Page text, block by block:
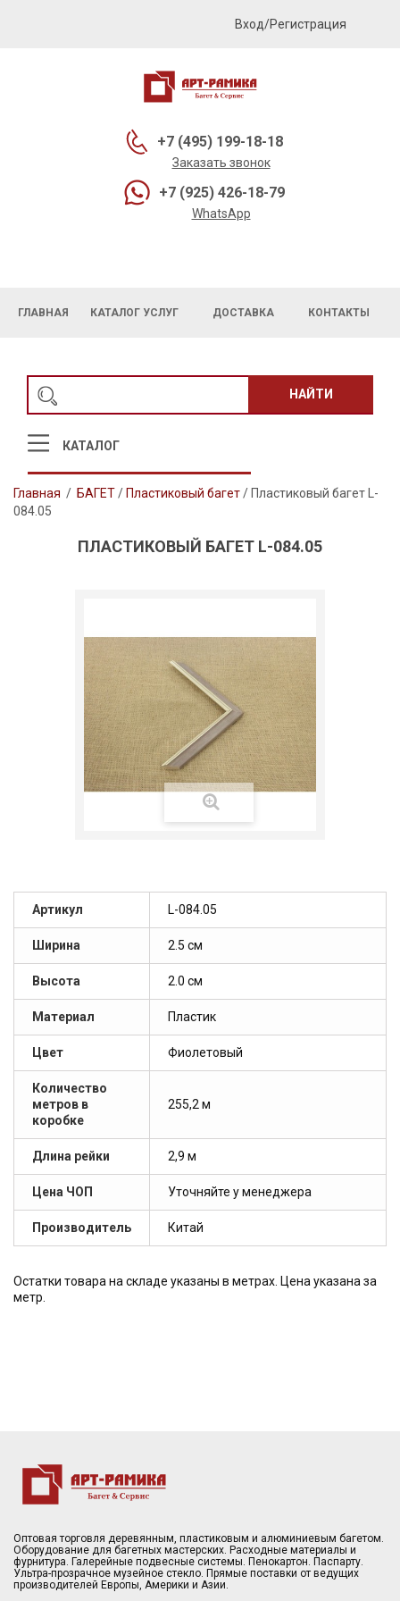
Вход/Регистрация
+7 (495) 199-18-18
Заказать звонок
+7 (925) 426-18-79
WhatsApp
ГЛАВНАЯ КАТАЛОГ УСЛУГ ДОСТАВКА КОНТАКТЫ
НАЙТИ
КАТАЛОГ
Главная / БАГЕТ/ Пластиковый багет/ Пластиковый багет L-
084.05
ПЛАСТИКОВЫЙ БАГЕТ L-084.05
Артикул L-084.05
Ширина 2.5 см
Высота 2.0 см
Материал Пластик
Цвет Фиолетовый
Количество
метров в
коробке
255,2 м
Длина рейки 2,9 м
Цена ЧОП Уточняйте у менеджера
Производитель Китай
Остатки товара на складе указаны в метрах. Цена указана за
метр.
Оптовая торговля деревянным, пластиковым и алюминиевым багетом.
Оборудование для багетных мастерских. Расходные материалы и
фурнитура. Галерейные подвесные системы. Пенокартон. Паспарту.
Ультра-прозрачное музейное стекло. Прямые поставки от ведущих
производителей Европы, Америки и Азии.